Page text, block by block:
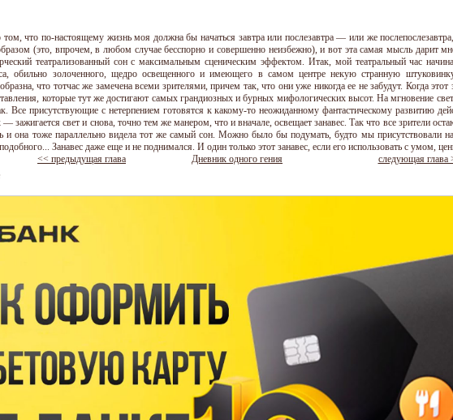
что по-настоящему жизнь моя должна бы начаться завтра или послезавтра — или же
(это, впрочем, в любом случае бесспорно и совершенно неизбежно), и вот эта самая мысль дарит
театрализованный сон с максимальным сценическим эффектом. Итак, мой театральный час
обильно золоченного, щедро освещенного и имеющего в самом центре некую странную
что тотчас же замечена всеми зрителями, причем так, что они уже никогда ее не забудут. Когда этот
которые тут же достигают самых грандиозных и бурных мифологических высот. На мгновение
Все присутствующие с нетерпением готовятся к какому-то неожиданному фантастическому развитию
зажигается свет и снова, точно тем же манером, что и вначале, освещает занавес. Так что все зрители
и она тоже параллельно видела тот же самый сон. Можно было бы подумать, будто мы присутствовали
Занавес даже еще и не поднимался. И один только этот занавес, если его использовать с умом,
<< предыдущая глава
Дневник одного гения
следующая глава